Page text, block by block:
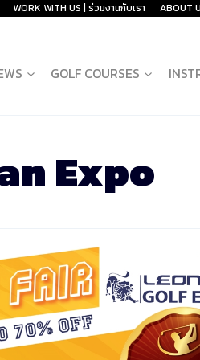
WORK WITH US | ร่วมงานกับเรา ABOUT
GOLF COURSES
Expo